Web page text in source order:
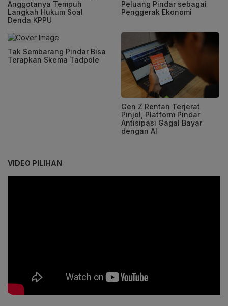
Anggotanya Tempuh
Langkah Hukum Soal
Denda KPPU
Peluang Pindar sebagai
Penggerak Ekonomi
Tak Sembarang Pindar Bisa
Terapkan Skema Tadpole
Gen Z Rentan Terjerat
Pinjol, Platform Pindar
Antisipasi Gagal Bayar
dengan AI
VIDEO PILIHAN